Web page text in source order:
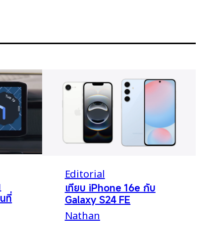
ที่
Editorial
เทียบ iPhone 16e กับ
Galaxy S24 FE
Nathan